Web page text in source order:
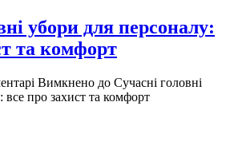
убори для персоналу:
та комфорт
Вимкнено до Сучасні головні
все про захист та комфорт